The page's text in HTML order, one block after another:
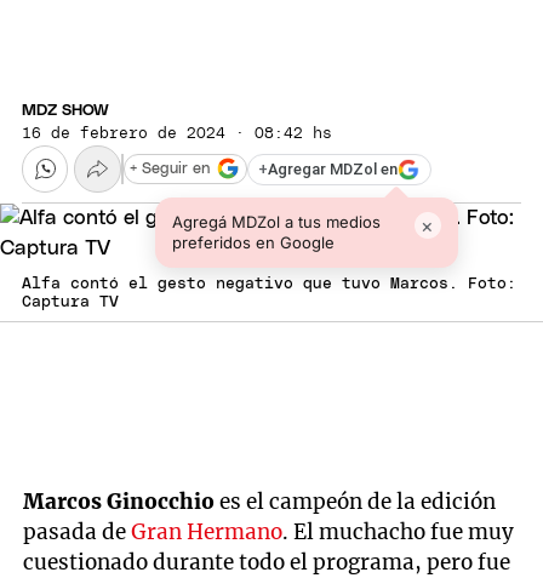
MDZ SHOW
16 de febrero de 2024 · 08:42 hs
+Agregar MDZol en
Agregá MDZol a tus medios
preferidos en Google
×
+ Seguir en
Alfa contó el gesto negativo que tuvo Marcos. Foto:
Captura TV
Marcos Ginocchioes el campeón de la edición
pasada deGran Hermano. El muchacho fue muy
cuestionado durante todo el programa, pero fue